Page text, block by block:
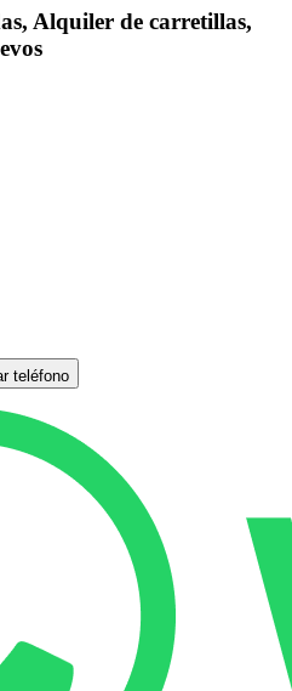
Alquiler de carretillas,
teléfono